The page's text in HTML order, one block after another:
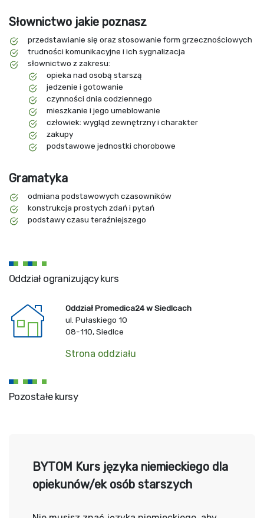
Słownictwo jakie poznasz
przedstawianie się oraz stosowanie form grzecznościowych
trudności komunikacyjne i ich sygnalizacja
słownictwo z zakresu:
opieka nad osobą starszą
jedzenie i gotowanie
czynności dnia codziennego
mieszkanie i jego umeblowanie
człowiek: wygląd zewnętrzny i charakter
zakupy
podstawowe jednostki chorobowe
Gramatyka
odmiana podstawowych czasowników
konstrukcja prostych zdań i pytań
podstawy czasu teraźniejszego
Oddział ogranizujący kurs
Oddział Promedica24 w Siedlcach
ul. Pułaskiego 10
08-110, Siedlce
Strona oddziału
Pozostałe kursy
BYTOM Kurs języka niemieckiego dla
opiekunów/ek osób starszych